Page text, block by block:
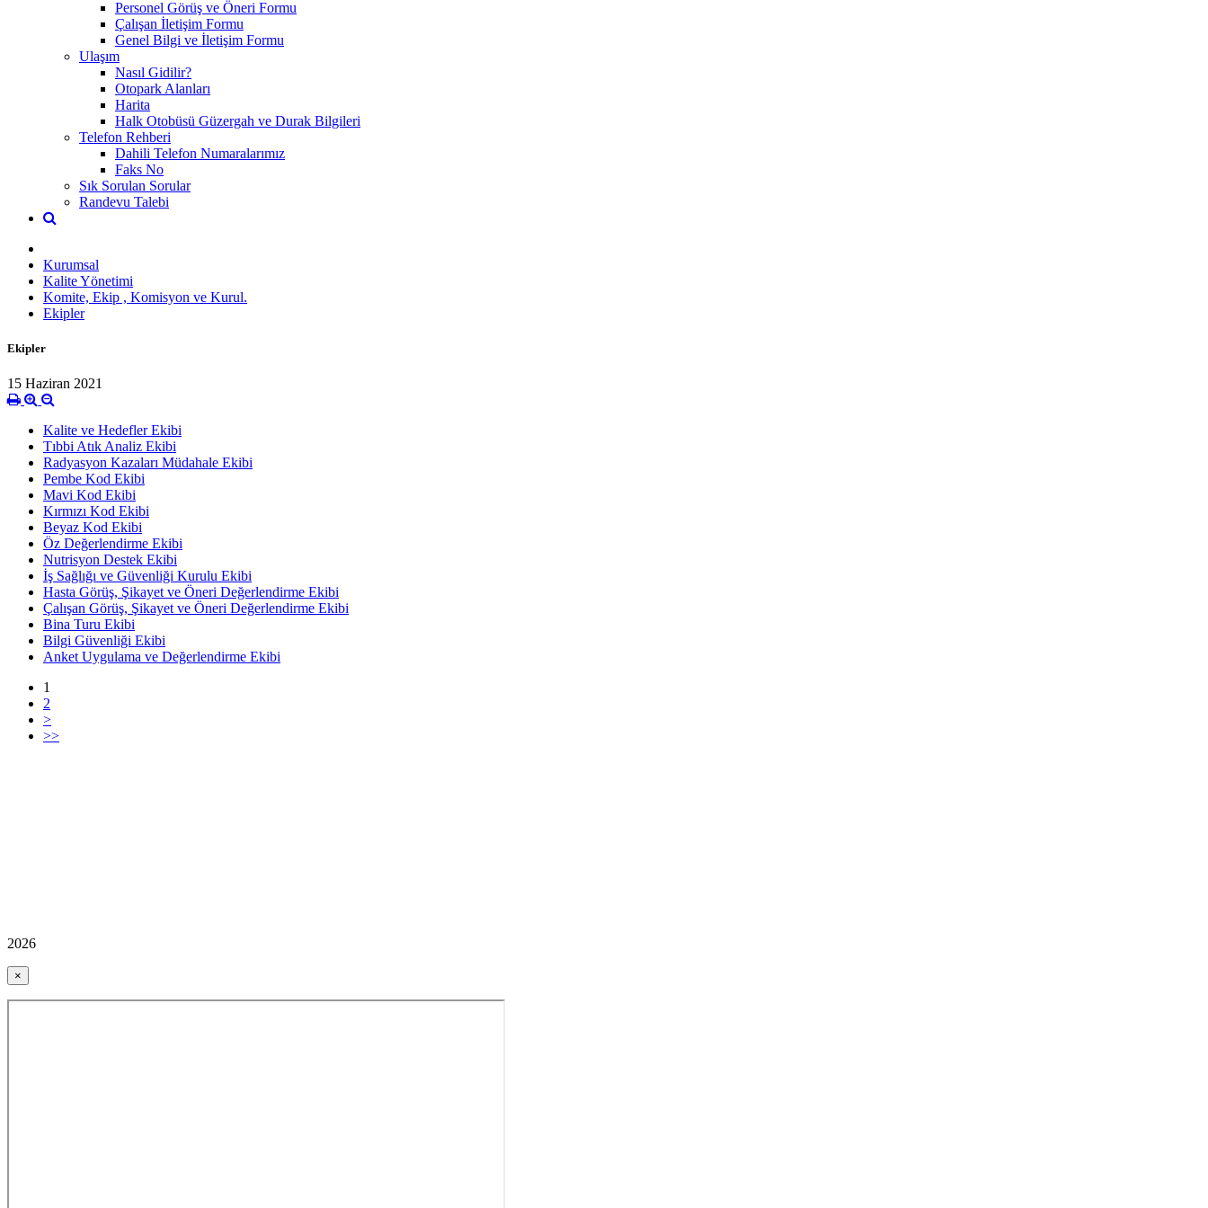
Personel Görüş ve Öneri Formu
Çalışan İletişim Formu
Genel Bilgi ve İletişim Formu
Ulaşım
Nasıl Gidilir?
Otopark Alanları
Harita
Halk Otobüsü Güzergah ve Durak Bilgileri
Telefon Rehberi
Dahili Telefon Numaralarımız
Faks No
Sık Sorulan Sorular
Randevu Talebi
Kurumsal
Kalite Yönetimi
Komite, Ekip , Komisyon ve Kurul.
Ekipler
Ekipler
15 Haziran 2021
Kalite ve Hedefler Ekibi
Tıbbi Atık Analiz Ekibi
Radyasyon Kazaları Müdahale Ekibi
Pembe Kod Ekibi
Mavi Kod Ekibi
Kırmızı Kod Ekibi
Beyaz Kod Ekibi
Öz Değerlendirme Ekibi
Nutrisyon Destek Ekibi
İş Sağlığı ve Güvenliği Kurulu Ekibi
Hasta Görüş, Şikayet ve Öneri Değerlendirme Ekibi
Çalışan Görüş, Şikayet ve Öneri Değerlendirme Ekibi
Bina Turu Ekibi
Bilgi Güvenliği Ekibi
Anket Uygulama ve Değerlendirme Ekibi
1
2
>
>>
2026
×